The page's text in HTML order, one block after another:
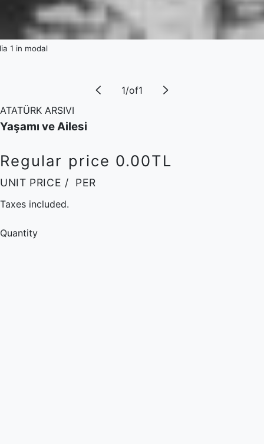
1 in modal
1/of1
ATATÜRK ARSIVI
Yaşamı ve Ailesi
Regular price 0.00TL
UNIT PRICE / PER
Taxes included.
Quantity